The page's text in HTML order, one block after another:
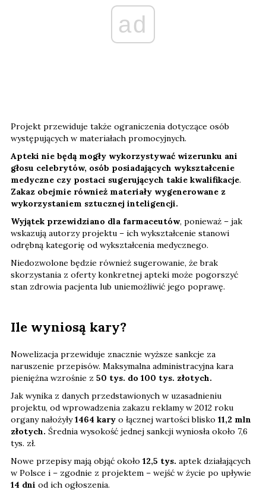
ad
Projekt przewiduje także ograniczenia dotyczące osób
występujących w materiałach promocyjnych.
Apteki nie będą mogły wykorzystywać wizerunku ani
głosu celebrytów, osób posiadających wykształcenie
medyczne czy postaci sugerujących takie kwalifikacje.
Zakaz obejmie również materiały wygenerowane z
wykorzystaniem sztucznej inteligencji.
Wyjątek przewidziano dla farmaceutów, ponieważ – jak
wskazują autorzy projektu – ich wykształcenie stanowi
odrębną kategorię od wykształcenia medycznego.
Niedozwolone będzie również sugerowanie, że brak
skorzystania z oferty konkretnej apteki może pogorszyć
stan zdrowia pacjenta lub uniemożliwić jego poprawę.
Ile wyniosą kary?
Nowelizacja przewiduje znacznie wyższe sankcje za
naruszenie przepisów. Maksymalna administracyjna kara
pieniężna wzrośnie z 50 tys. do 100 tys. złotych.
Jak wynika z danych przedstawionych w uzasadnieniu
projektu, od wprowadzenia zakazu reklamy w 2012 roku
organy nałożyły1464 kary o łącznej wartości blisko 11,2 mln
złotych. Średnia wysokość jednej sankcji wyniosła około 7,6
tys. zł.
Nowe przepisy mają objąć około 12,5 tys. aptek działających
w Polsce i – zgodnie z projektem – wejść w życie po upływie
14 dni od ich ogłoszenia.